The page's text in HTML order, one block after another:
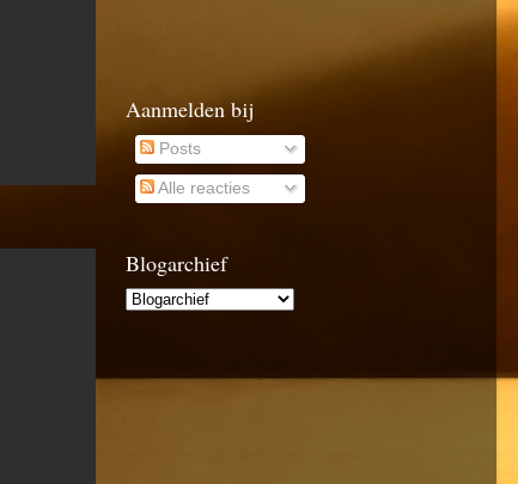
Aanmelden bij
Posts
Alle reacties
Blogarchief